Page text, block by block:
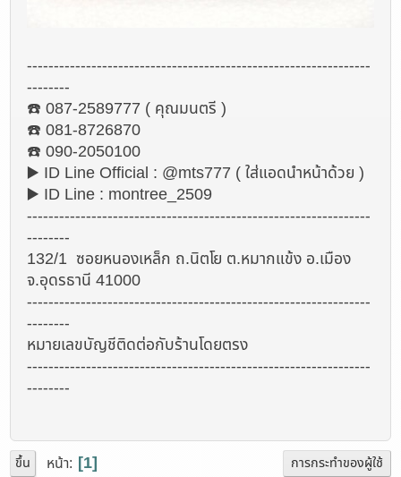
----------------------------------------------------------------
--------
☎️ 087-2589777 ( คุณมนตรี )
☎️ 081-8726870
☎️ 090-2050100
▶️ ID Line Official : @mts777 ( ใส่แอดนำหน้าด้วย )
▶️ ID Line : montree_2509
----------------------------------------------------------------
--------
132/1 ซอยหนองเหล็ก ถ.นิตโย ต.หมากแข้ง อ.เมือง
จ.อุดรธานี 41000
----------------------------------------------------------------
--------
หมายเลขบัญชีติดต่อกับร้านโดยตรง
----------------------------------------------------------------
--------
ขึ้น หน้า 1 การกระทำของผู้ใช้